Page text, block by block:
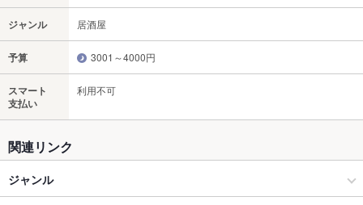
ジャンル 居酒屋
予算 3001～4000円
スマート
支払い
利用不可
関連リンク
ジャンル